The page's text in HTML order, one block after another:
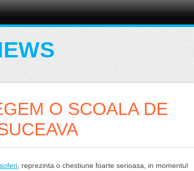
O SCOALA DE
, reprezinta o chestiune foarte serioasa, in momentul